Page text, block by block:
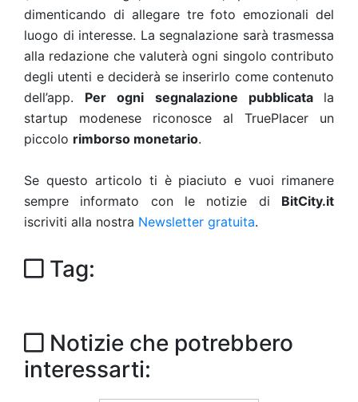
dimenticando di allegare tre foto emozionali del
luogo di interesse. La segnalazione sarà trasmessa
alla redazione che valuterà ogni singolo contributo
degli utenti e deciderà se inserirlo come contenuto
dell’app. Per ogni segnalazione pubblicata la
startup modenese riconosce al TruePlacer un
piccolo rimborso monetario.
Se questo articolo ti è piaciuto e vuoi rimanere
sempre informato con le notizie di BitCity.it
iscriviti alla nostra Newsletter gratuita.
Tag:
Notizie che potrebbero
interessarti: